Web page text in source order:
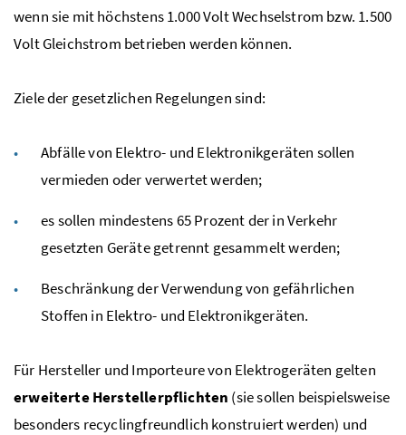
wenn sie mit höchstens 1.000 Volt Wechselstrom bzw. 1.500
Volt Gleichstrom betrieben werden können.
Ziele der gesetzlichen Regelungen sind:
Abfälle von Elektro- und Elektronikgeräten sollen
vermieden oder verwertet werden;
es sollen mindestens 65 Prozent der in Verkehr
gesetzten Geräte getrennt gesammelt werden;
Beschränkung der Verwendung von gefährlichen
Stoffen in Elektro- und Elektronikgeräten.
Für Hersteller und Importeure von Elektrogeräten gelten
erweiterte Herstellerpflichten (sie sollen beispielsweise
besonders recyclingfreundlich konstruiert werden) und